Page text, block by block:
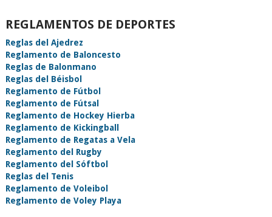
REGLAMENTOS DE DEPORTES
Reglas del Ajedrez
Reglamento de Baloncesto
Reglas de Balonmano
Reglas del Béisbol
Reglamento de Fútbol
Reglamento de Fútsal
Reglamento de Hockey Hierba
Reglamento de Kickingball
Reglamento de Regatas a Vela
Reglamento del Rugby
Reglamento del Sóftbol
Reglas del Tenis
Reglamento de Voleibol
Reglamento de Voley Playa